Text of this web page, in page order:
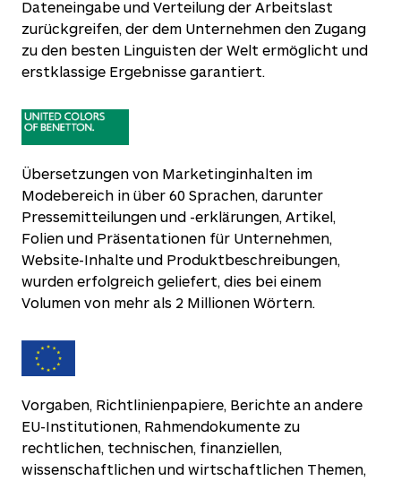
Dateneingabe und Verteilung der Arbeitslast
zurückgreifen, der dem Unternehmen den Zugang
zu den besten Linguisten der Welt ermöglicht und
erstklassige Ergebnisse garantiert.
Übersetzungen von Marketinginhalten im
Modebereich in über 60 Sprachen, darunter
Pressemitteilungen und -erklärungen, Artikel,
Folien und Präsentationen für Unternehmen,
Website-Inhalte und Produktbeschreibungen,
wurden erfolgreich geliefert, dies bei einem
Volumen von mehr als 2 Millionen Wörtern.
Vorgaben, Richtlinienpapiere, Berichte an andere
EU-Institutionen, Rahmendokumente zu
rechtlichen, technischen, finanziellen,
wissenschaftlichen und wirtschaftlichen Themen,